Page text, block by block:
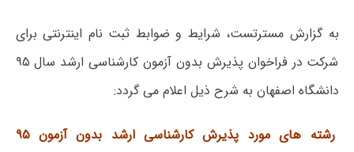
به گزارش مسترتست، شرایط و ضوابط ثبت نام اینترنتی برای
شرکت در فراخوان پذیرش بدون آزمون کارشناسی ارشد سال ۹۵
دانشگاه اصفهان به شرح ذیل اعلام می گردد:
رشته های مورد پذیرش کارشناسی ارشد بدون آزمون ۹۵